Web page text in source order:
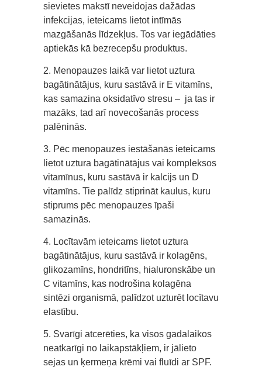
sievietes makstī neveidojas dažādas
infekcijas, ieteicams lietot intīmās
mazgāšanās līdzekļus. Tos var iegādāties
aptiekās kā bezrecepšu produktus.
2. Menopauzes laikā var lietot uztura
bagātinātājus, kuru sastāvā ir E vitamīns,
kas samazina oksidatīvo stresu – ja tas ir
mazāks, tad arī novecošanās process
palēninās.
3. Pēc menopauzes iestāšanās ieteicams
lietot uztura bagātinātājus vai kompleksos
vitamīnus, kuru sastāvā ir kalcijs un D
vitamīns. Tie palīdz stiprināt kaulus, kuru
stiprums pēc menopauzes īpaši
samazinās.
4. Locītavām ieteicams lietot uztura
bagātinātājus, kuru sastāvā ir kolagēns,
glikozamīns, hondritīns, hialuronskābe un
C vitamīns, kas nodrošina kolagēna
sintēzi organismā, palīdzot uzturēt locītavu
elastību.
5. Svarīgi atcerēties, ka visos gadalaikos
neatkarīgi no laikapstākļiem, ir jālieto
sejas un ķermeņa krēmi vai fluīdi ar SPF.